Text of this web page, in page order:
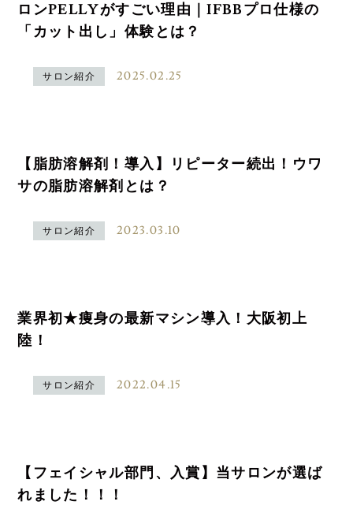
ロンPELLYがすごい理由｜IFBBプロ仕様の
「カット出し」体験とは？
サロン紹介 2025.02.25
【脂肪溶解剤！導入】リピーター続出！ウワ
サの脂肪溶解剤とは？
サロン紹介 2023.03.10
業界初★痩身の最新マシン導入！大阪初上
陸！
サロン紹介 2022.04.15
【フェイシャル部門、入賞】当サロンが選ば
れました！！！